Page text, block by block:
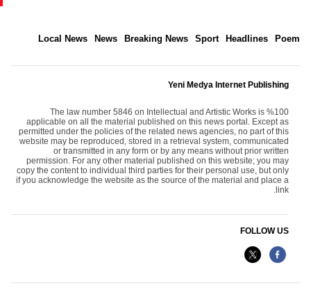
Poem
Headlines
Sport
Breaking News
News
Local News
Yeni Medya Internet Publishing
The law number 5846 on Intellectual and Artistic Works is %100
applicable on all the material published on this news portal. Except as
permitted under the policies of the related news agencies, no part of this
website may be reproduced, stored in a retrieval system, communicated
or transmitted in any form or by any means without prior written
permission. For any other material published on this website; you may
copy the content to individual third parties for their personal use, but only
if you acknowledge the website as the source of the material and place a
link.
FOLLOW US